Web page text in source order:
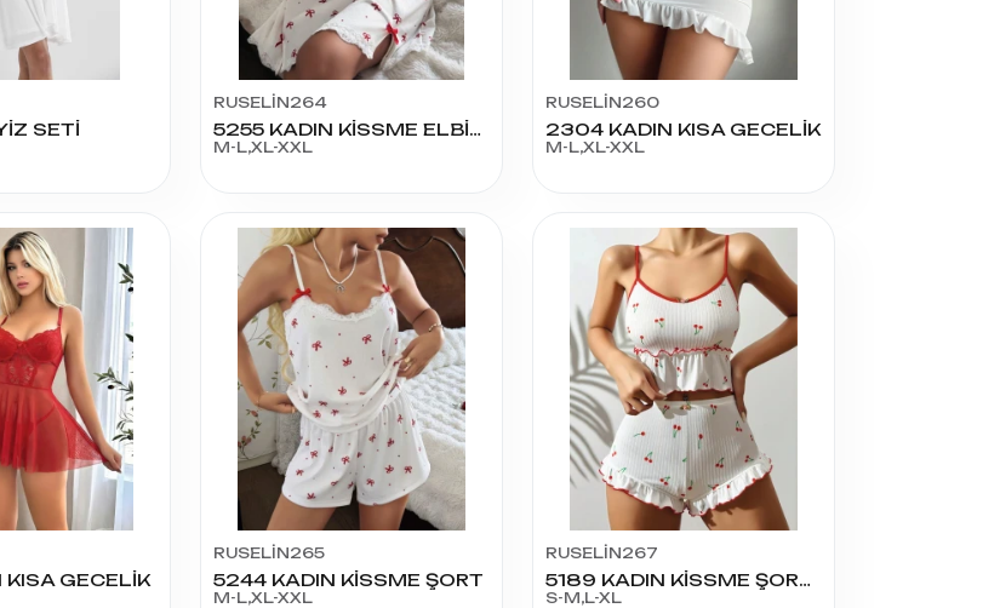
SETİ
RUSELİN264
5255 KADIN KİSSME ELBİSE
M-L,XL-XXL
RUSELİN260
2304 KADIN KISA GECELİK
M-L,XL-XXL
GECELİK
RUSELİN265
5244 KADIN KİSSME ŞORT
M-L,XL-XXL
RUSELİN267
5189 KADIN KİSSME ŞORT TKM
S-M,L-XL